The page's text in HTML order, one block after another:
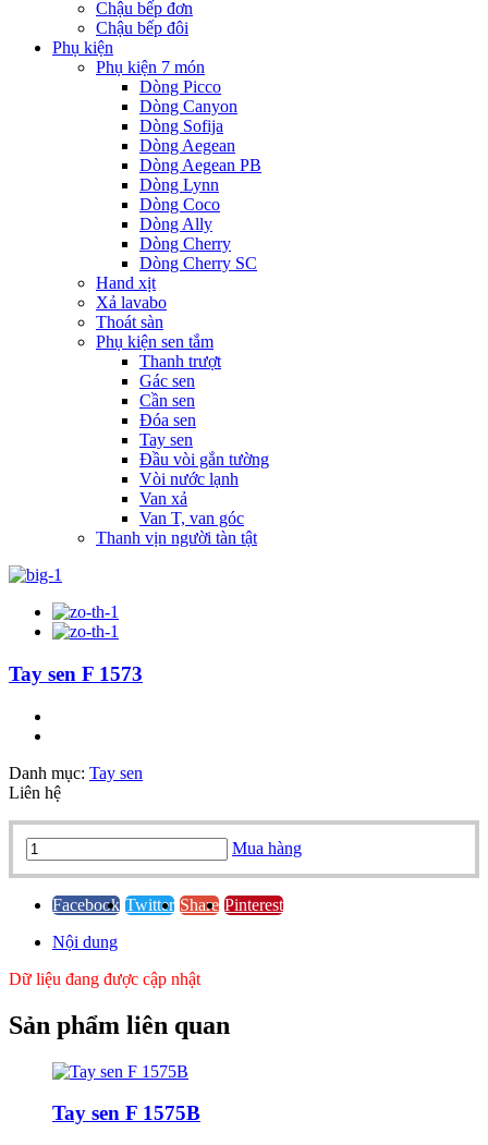
Chậu bếp đơn
Chậu bếp đôi
Phụ kiện
Phụ kiện 7 món
Dòng Picco
Dòng Canyon
Dòng Sofija
Dòng Aegean
Dòng Aegean PB
Dòng Lynn
Dòng Coco
Dòng Ally
Dòng Cherry
Dòng Cherry SC
Hand xịt
Xả lavabo
Thoát sàn
Phụ kiện sen tắm
Thanh trượt
Gác sen
Cần sen
Đóa sen
Tay sen
Đầu vòi gắn tường
Vòi nước lạnh
Van xả
Van T, van góc
Thanh vịn người tàn tật
Tay sen F 1573
Danh mục: Tay sen
Liên hệ
Tay
sen
1573
Mua hàng
Facebook Twitter Share Pinterest
Nội dung
Dữ liệu đang được cập nhật
Sản phẩm liên quan
Tay sen F 1575B